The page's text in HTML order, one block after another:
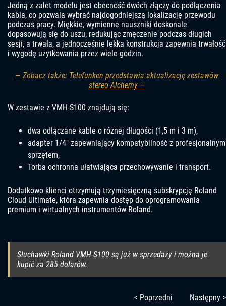
Jedną z zalet modelu jest obecność dwóch złączy do podłączenia
kabla, co pozwala wybrać najdogodniejszą lokalizację przewodu
podczas pracy. Miękkie, wymienne nauszniki doskonale
dopasowują się do uszu, redukując zmęczenie podczas długich
sesji, a trwała, a jednocześnie lekka konstrukcja zapewnia trwałość
i wygodę użytkowania przez wiele godzin.
— Zobacz także: Telefunken przedstawia aktualizację zestawów
stereo Alchemy —
W zestawie z VMH-S100 znajdują się:
dwa odłączane kable o różnej długości (1,5 m i 3 m),
adapter 1/4″ zapewniający kompatybilność z profesjonalnym
sprzętem,
Torba ochronna ułatwiająca przechowywanie i transport.
Dodatkowo klienci otrzymują trzymiesięczną subskrypcję Roland
Cloud Ultimate, która zapewnia dostęp do oprogramowania
premium i wirtualnych instrumentów Roland.
Słuchawki Roland VMH-S100 są już w sprzedaży i można je
kupić za 285 dolarów.
< Poprzedni Następny >